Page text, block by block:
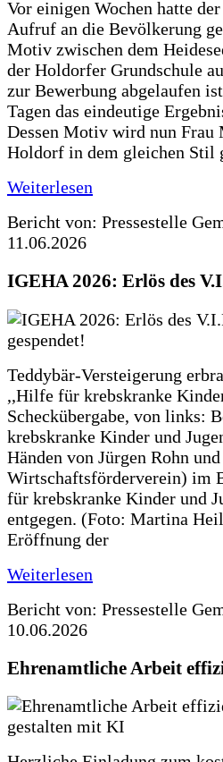
Vor einigen Wochen hatte
Aufruf an die Bevölkerung
Motiv zwischen dem
der Holdorfer Grundschule
zur Bewerbung abgelaufen
Tagen das eindeutige
Dessen Motiv wird nun Frau
Holdorf in dem gleichen Stil
Weiterlesen
Bericht von: Pressestelle
11.06.2026
IGEHA 2026: Erlös des
Teddybär-Versteigerung
,,Hilfe für krebskranke
Scheckübergabe, von links:
krebskranke Kinder und
Händen von Jürgen Rohn
Wirtschaftsförderverein) im
für krebskranke Kinder und
entgegen. (Foto: Martina
Eröffnung der
Weiterlesen
Bericht von: Pressestelle
10.06.2026
Ehrenamtliche Arbeit